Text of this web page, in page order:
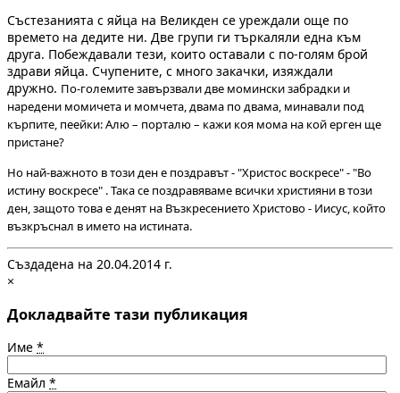
Състезанията с яйца на Великден се уреждали още по
времето на дедите ни. Две групи ги търкаляли една към
друга. Побеждавали тези, които оставали с по-голям брой
здрави яйца. Счупените, с много закачки, изяждали
дружно. По-големите завързвали две момински забрадки и
наредени момичета и момчета, двама по двама, минавали под
кърпите, пеейки: Алю – порталю – кажи коя мома на кой ерген ще
пристане?
Но най-важното в този ден е поздравът - "Христос воскресе" - "Во
истину воскресе" . Така се поздравяваме всички християни в този
ден, защото това е денят на Възкресението Христово - Иисус, който
възкръснал в името на истината.
Създадена на 20.04.2014 г.
×
Докладвайте тази публикация
Име *
Емайл *